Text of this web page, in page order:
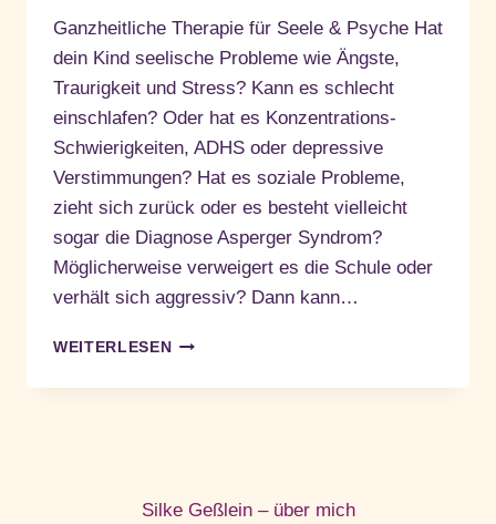
Ganzheitliche Therapie für Seele & Psyche Hat
dein Kind seelische Probleme wie Ängste,
Traurigkeit und Stress? Kann es schlecht
einschlafen? Oder hat es Konzentrations-
Schwierigkeiten, ADHS oder depressive
Verstimmungen? Hat es soziale Probleme,
zieht sich zurück oder es besteht vielleicht
sogar die Diagnose Asperger Syndrom?
Möglicherweise verweigert es die Schule oder
verhält sich aggressiv? Dann kann…
WEITERLESENGANZHEITLICHE
FÜR
Silke Geßlein – über mich